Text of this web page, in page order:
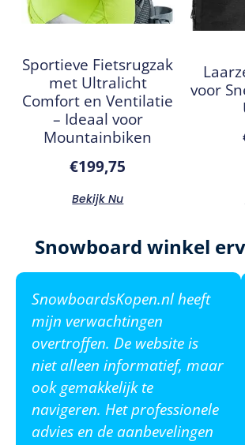
Sportieve Fietsrugzak
met Ultralicht
Comfort en Ventilatie
– Ideaal voor
Mountainbiken
€199,75
Bekijk Nu
voor
Snowboard winkel
SnowboardsKopen.nl heeft
mijn verwachtingen
overtroffen. De website is
niet alleen informatief, maar
ook gemakkelijk te
navigeren. Het professionele
advies en de aanbevelingen